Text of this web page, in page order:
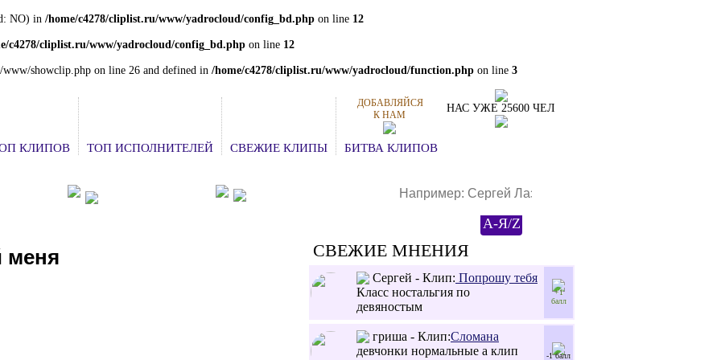
NO) in /home/c4278/cliplist.ru/www/yadrocloud/config_bd.php on line 12
c4278/cliplist.ru/www/yadrocloud/config_bd.php on line 12
showclip.php on line 26 and defined in /home/c4278/cliplist.ru/www/yadrocloud/function.php on line 3
КЛИПОВ ТОП ИСПОЛНИТЕЛЕЙ СВЕЖИЕ КЛИПЫ БИТВА КЛИПОВ
ДОБАВЛЯЙСЯ
К НАМ
НАС УЖЕ 25600 ЧЕЛ
А-Я/Z
СВЕЖИЕ МНЕНИЯ
Сергей - Клип: Попрошу тебя
Класс ностальгия по
девяностым
+1
балл
гриша - Клип:Сломана
девчонки нормальные а клип
-1 балл
меня